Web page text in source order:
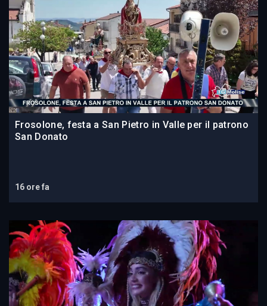
Frosolone, festa a San Pietro in Valle per il patrono
San Donato
16 ore fa